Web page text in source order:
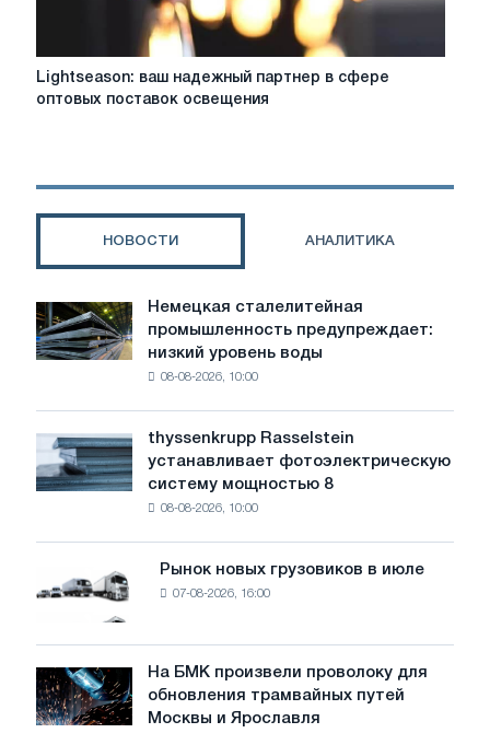
Lightseason:
ваш
сфере
Lightseason: ваш надежный партнер в сфере
оптовых поставок освещения
НОВОСТИ АНАЛИТИКА
Немецкая
сталелитейная
промышленность
предупреждает:
воды
угрожает
безопасности
Немецкая сталелитейная
промышленность предупреждает:
низкий уровень воды
08-08-2026, 10:00
thyssenkrupp
Rasselstein
устанавливает
фотоэлектрическую
достижения
целей
обезуглероживания
thyssenkrupp Rasselstein
устанавливает фотоэлектрическую
систему мощностью 8
08-08-2026, 10:00
Рынок
новых
грузовиков
в
июле
Рынок новых грузовиков в июле
07-08-2026, 16:00
На
БМК
произвели
На БМК произвели проволоку для
обновления трамвайных путей
Москвы и Ярославля